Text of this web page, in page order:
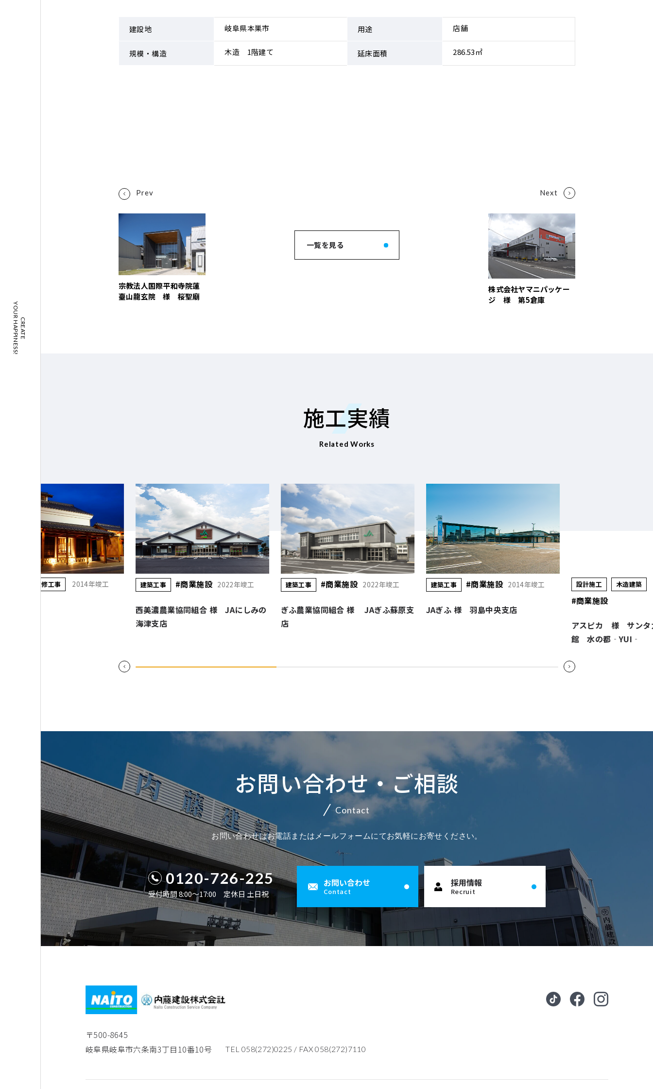
CREATE
YOUR HAPPINESS!
建設地 岐阜県本巣市 用途 店舗
規模・構造 木造 1階建て 延床面積 286.53㎡
宗教法人国際平和寺院蓮
臺山龍玄院 様 桜聖廟
一覧を見る
株式会社ヤマニパッケー
ジ 様 第5倉庫
Related Works
施工実績
#商業施設 2022年竣工 建築工事 #商業施設 2022年竣工
ぎふ農業協同組合 様 JAぎふ蘇原支
店
建築工事 #商業施設 2014年竣工
JAぎふ 様 羽島中央支店
設計施工 木造建築 2019年竣工 設計施工 #商業施設
高山様
お問い合わせはお電話またはメールフォームにてお気軽にお寄せください。
Contact
お問い合わせ・ご相談
0120-726-225
受付時間 8:00〜17:00 定休日 土日祝
お問い合わせ
Contact
採用情報
Recruit
〒500-8645
岐阜県岐阜市六条南3丁目10番10号
TEL 058(272)0225 / FAX 058(272)7110